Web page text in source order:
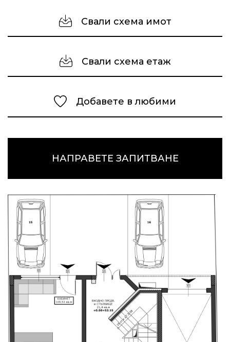
Свали схема имот
Свали схема етаж
Добавете в любими
НАПРАВЕТЕ ЗАПИТВАНЕ